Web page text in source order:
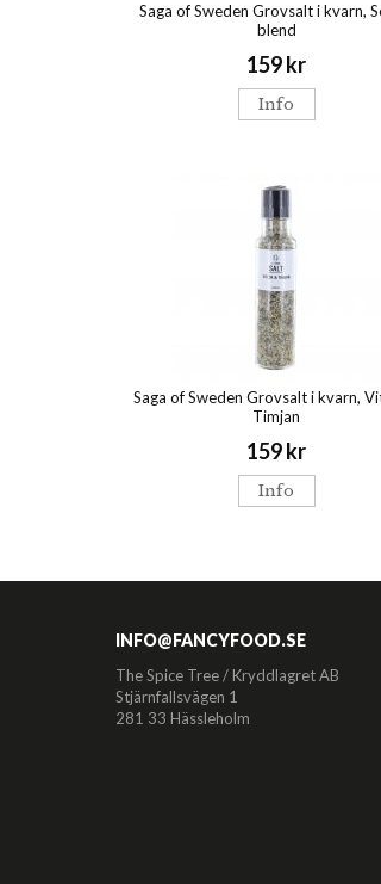
Saga of Sweden Grovsalt i kvarn,
blend
159 kr
Info
Saga of Sweden Grovsalt i kvarn,
Timjan
159 kr
Info
INFO@FANCYFOOD.SE
The Spice Tree / Kryddlagret AB
Stjärnfallsvägen 1
281 33 Hässleholm